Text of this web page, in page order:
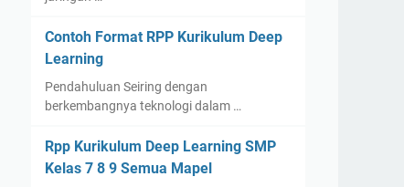
Contoh Format RPP Kurikulum Deep
Learning
Pendahuluan Seiring dengan
berkembangnya teknologi dalam …
Rpp Kurikulum Deep Learning SMP
Kelas 7 8 9 Semua Mapel